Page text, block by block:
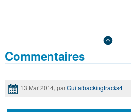
Commentaires
13 Mar 2014, parGuitarbackingtracks4